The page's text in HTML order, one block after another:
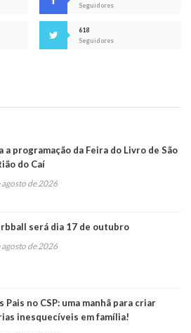
Seguidores
618
Seguidores
a programação da Feira do Livro de São
do Caí
agosto de 2026
será dia 17 de outubro
agosto de 2026
Pais no CSP: uma manhã para criar
inesquecíveis em família!